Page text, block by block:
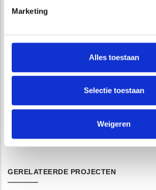
Marketing
Alles toestaan
Selectie toestaan
Weigeren
Het onderhouden van contact met
(water)bodemsaneringen en nazorg),
(Milieukundige begeleiding van ingrepen
en uitvoering van
verplichte erkenning volgens KWALIBO.
GERELATEERDE PROJECTEN